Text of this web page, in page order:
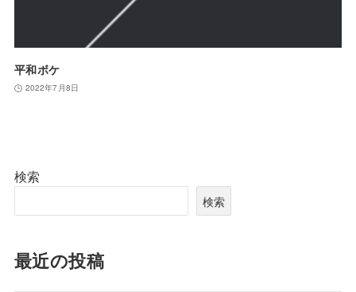
平和ボケ
2022年7月8日
検索
検索
最近の投稿